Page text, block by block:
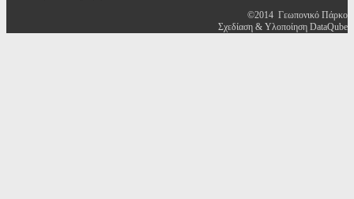
©2014 Γεωπονικό Πάρκο
Σχεδίαση & Υλοποίηση DataQube